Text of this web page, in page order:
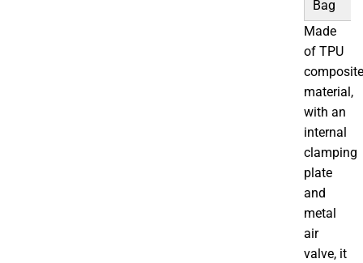
Bag
Made
of TPU
composite
material,
with an
internal
clamping
plate
and
metal
air
valve, it